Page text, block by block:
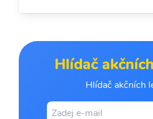
Hlídač
Hlídač akčních